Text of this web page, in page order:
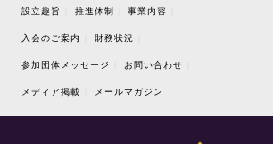
設立趣旨 推進体制 事業内容
入会のご案内 財務状況
参加団体メッセージ お問い合わせ
メディア掲載 メールマガジン